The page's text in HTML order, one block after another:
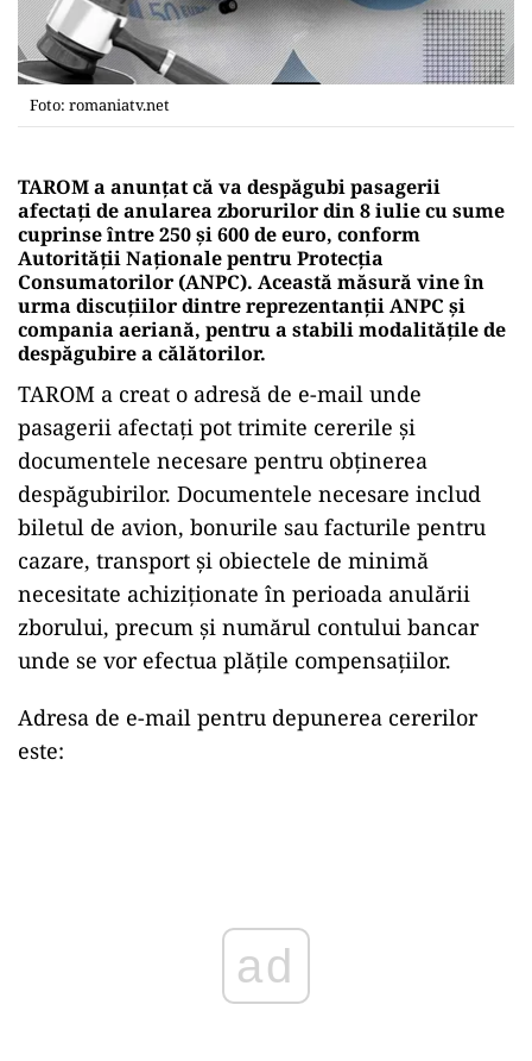
Foto: romaniatv.net
TAROM a anunțat că va despăgubi pasagerii
afectați de anularea zborurilor din 8 iulie cu sume
cuprinse între 250 și 600 de euro, conform
Autorității Naționale pentru Protecția
Consumatorilor (ANPC). Această măsură vine în
urma discuțiilor dintre reprezentanții ANPC și
compania aeriană, pentru a stabili modalitățile de
despăgubire a călătorilor.
TAROM a creat o adresă de e-mail unde
pasagerii afectați pot trimite cererile și
documentele necesare pentru obținerea
despăgubirilor. Documentele necesare includ
biletul de avion, bonurile sau facturile pentru
cazare, transport și obiectele de minimă
necesitate achiziționate în perioada anulării
zborului, precum și numărul contului bancar
unde se vor efectua plățile compensațiilor.
Adresa de e-mail pentru depunerea cererilor
este: